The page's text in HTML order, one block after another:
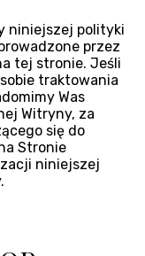
niniejszej polityki
przez
tej stronie. Jeśli
traktowania
Was
Witryny, za
się do
Stronie
niniejszej